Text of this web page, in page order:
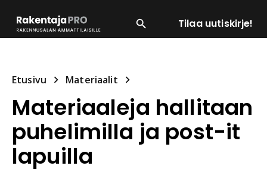
Tilaa uutiskirje!
Etusivu Materiaalit
Materiaaleja hallitaan
puhelimilla ja post-it
lapuilla